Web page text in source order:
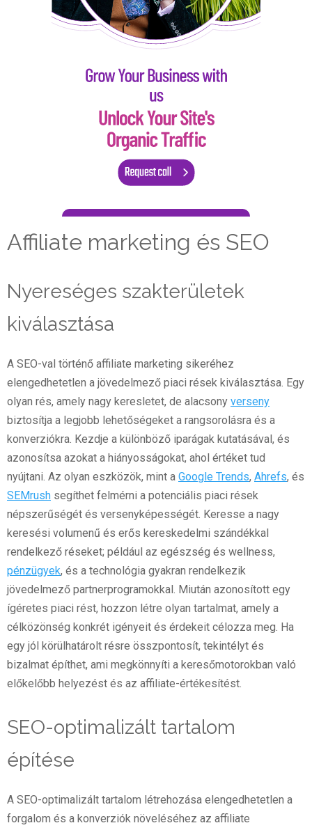
Affiliate marketing és SEO
Nyereséges szakterületek
kiválasztása
A SEO-val történő affiliate marketing sikeréhez
elengedhetetlen a jövedelmező piaci rések kiválasztása. Egy
olyan rés, amely nagy keresletet, de alacsony verseny
biztosítja a legjobb lehetőségeket a rangsorolásra és a
konverziókra. Kezdje a különböző iparágak kutatásával, és
azonosítsa azokat a hiányosságokat, ahol értéket tud
nyújtani. Az olyan eszközök, mint a Google Trends, Ahrefs, és
SEMrush segíthet felmérni a potenciális piaci rések
népszerűségét és versenyképességét. Keresse a nagy
keresési volumenű és erős kereskedelmi szándékkal
rendelkező réseket; például az egészség és wellness,
pénzügyek, és a technológia gyakran rendelkezik
jövedelmező partnerprogramokkal. Miután azonosított egy
ígéretes piaci rést, hozzon létre olyan tartalmat, amely a
célközönség konkrét igényeit és érdekeit célozza meg. Ha
egy jól körülhatárolt résre összpontosít, tekintélyt és
bizalmat építhet, ami megkönnyíti a keresőmotorokban való
előkelőbb helyezést és az affiliate-értékesítést.
SEO-optimalizált tartalom
építése
A SEO-optimalizált tartalom létrehozása elengedhetetlen a
forgalom és a konverziók növeléséhez az affiliate